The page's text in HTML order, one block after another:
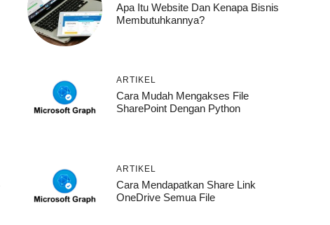
Apa Itu Website Dan Kenapa Bisnis
Membutuhkannya?
ARTIKEL
Cara Mudah Mengakses File
SharePoint Dengan Python
ARTIKEL
Cara Mendapatkan Share Link
OneDrive Semua File